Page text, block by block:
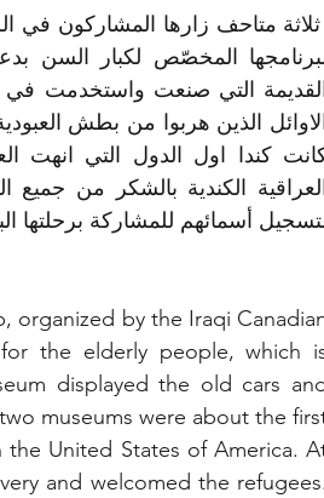
أسمائهم للمشاركة برحلتها
organized by the Iraqi
the elderly people, which
displayed the old cars and
museums were about the
the United States of America.
and welcomed the refugees.